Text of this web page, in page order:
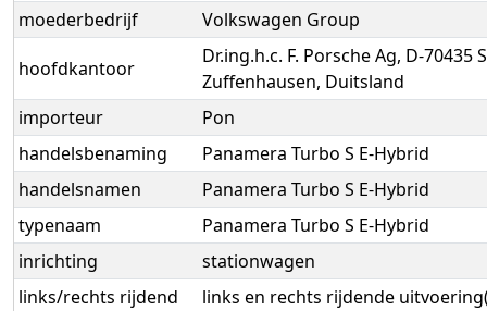
moederbedrijf
Volkswagen Group
hoofdkantoor
Dr.ing.h.c. F. Porsche Ag, D-70435
Zuffenhausen, Duitsland
importeur
Pon
handelsbenaming
Panamera Turbo S E-Hybrid
handelsnamen
Panamera Turbo S E-Hybrid
typenaam
Panamera Turbo S E-Hybrid
inrichting
stationwagen
links/rechts rijdend
links en rechts rijdende